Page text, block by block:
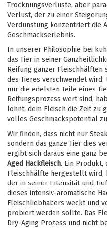
Trocknungsverluste, aber
Verlust, der zu einer
Verdunstung konzentriert die
Geschmackserlebnis.
In unserer Philosophie bei
das Tier in seiner
Reifung ganzer Fleischhälften
des Tieres verschwendet wird.
nur die edelsten Teile eines
Reifungsprozess wert sind,
lohnt, dem Fleisch die Zeit zu
volles Geschmackspotential
Wir finden, dass nicht nur
sondern das ganze Tier dies
ergibt sich daraus eine ganz
Aged Hackfleisch. Ein Produkt,
Fleischhälfte hergestellt wird,
der in seiner Intensität und
dieses intensiv-aromatische
Fleischliebhabers weckt und
probiert werden sollte. Das
Dry-Aging Prozess und nicht